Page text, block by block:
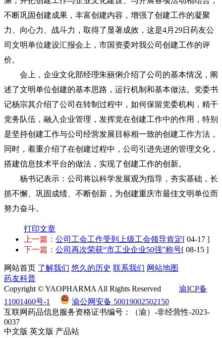
不断巩固创建成果，丰富创建内容，增强了创建工作的凝聚
力、向心力、战斗力，取得了显著成效，这是4月29日药友公
司文明单位建设汇报会上，市国资委对我公司创建工作的评
价。
会上，企业文化部经理朱丽俐介绍了公司的基本情况，阐
述了文明单位创建的基本思路，运行机制和基本做法。党委书
记杨宗其介绍了公司在转制过程中，如何保留党委机构，精干
党务队伍，融入企业管理，发挥党在创建工作中的作用，特别
是坚持创建工作与公司经营发展目标相一致的创建工作方法，
同时，着重介绍了在创建过程中，公司引进先进的管理文化，
搭建信息技术平台的做法，实现了创建工作的创新。
杨书记表示：公司将以科学发展观为指导，夯实基础，长
抓不懈、巩固成绩、不断创新，为创建重庆市最佳文明单位而
努力奋斗。
打印文章
上一篇： 公司工会工作受到上级工会领导肯定[ 04-17 ]
下一篇： 公司再次荣获“市工业企业50强”称号[ 08-15 ]
网站首页 了解我们 悠久的历史 联系我们 网站地图
药友科普
Copyright © YAOPHARMA All Rights Reserved 渝ICP备
11001460号-1
渝公网安备 50019002502150
互联网药品信息服务资格证书编号：（渝）-非经营性-2023-
0037
中文版 英文版 产品站